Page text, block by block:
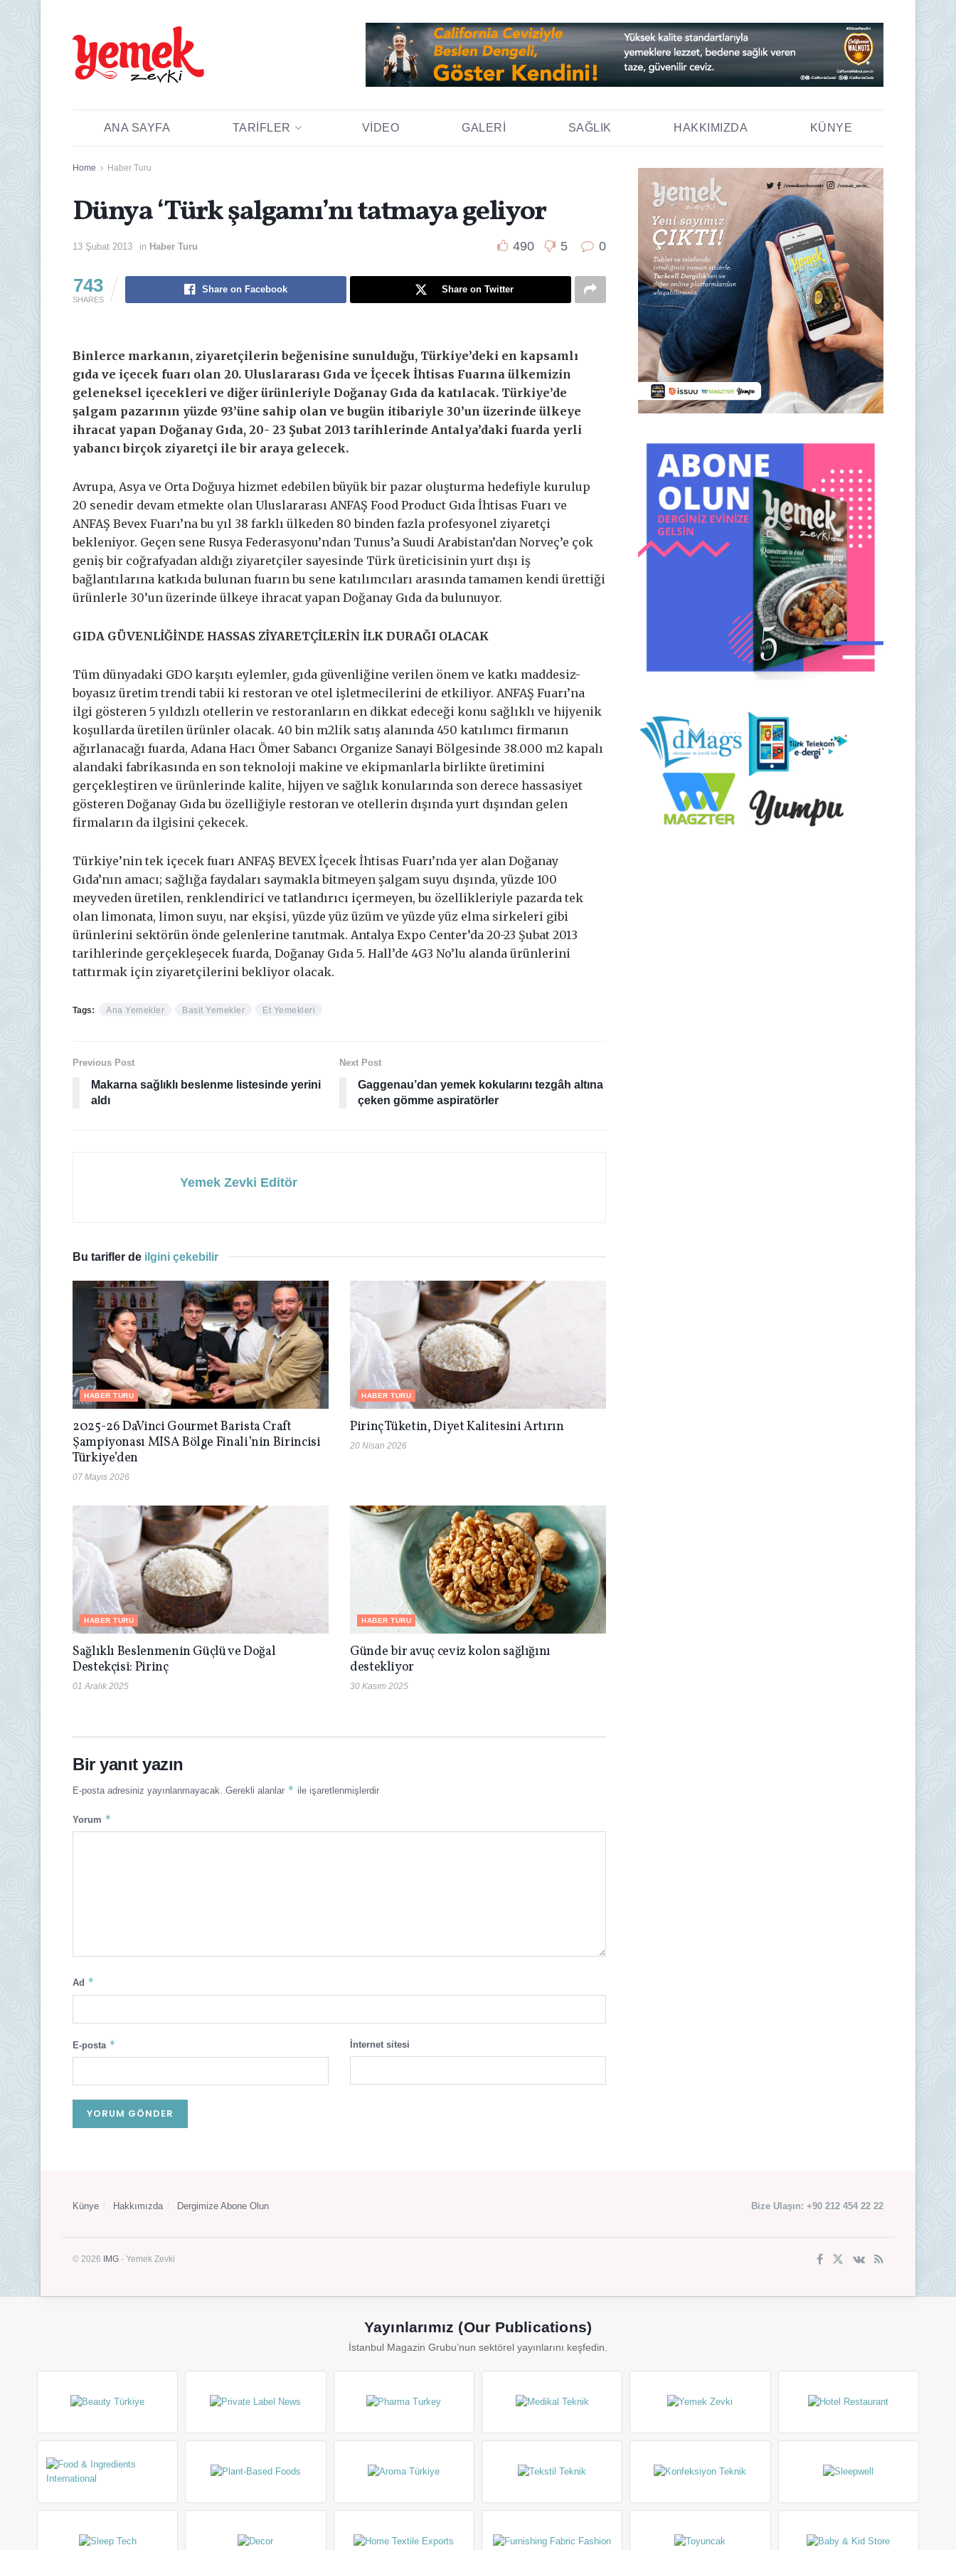
ANA SAYFA TARIFLER VIDEO GALERI SAĞLIK HAKKIMIZDA KÜNYE
Home Haber Turu
Dünya ‘Türk şalgamı’nı tatmaya geliyor
13 Şubat 2013 in Haber Turu 490 5 0
743
SHARES
Share on Facebook Share on Twitter
Binlerce markanın, ziyaretçilerin beğenisine sunulduğu, Türkiye’deki en kapsamlı
gıda ve içecek fuarı olan 20. Uluslararası Gıda ve İçecek İhtisas Fuarına ülkemizin
geleneksel içecekleri ve diğer ürünleriyle Doğanay Gıda da katılacak. Türkiye’de
şalgam pazarının yüzde 93’üne sahip olan ve bugün itibariyle 30’un üzerinde ülkeye
ihracat yapan Doğanay Gıda, 20- 23 Şubat 2013 tarihlerinde Antalya’daki fuarda yerli
yabancı birçok ziyaretçi ile bir araya gelecek.
Avrupa, Asya ve Orta Doğuya hizmet edebilen büyük bir pazar oluşturma hedefiyle kurulup
20 senedir devam etmekte olan Uluslararası ANFAŞ Food Product Gıda İhtisas Fuarı ve
ANFAŞ Bevex Fuarı’na bu yıl 38 farklı ülkeden 80 binden fazla profesyonel ziyaretçi
bekleniyor. Geçen sene Rusya Federasyonu’ndan Tunus’a Suudi Arabistan’dan Norveç’e çok
geniş bir coğrafyadan aldığı ziyaretçiler sayesinde Türk üreticisinin yurt dışı iş
bağlantılarına katkıda bulunan fuarın bu sene katılımcıları arasında tamamen kendi ürettiği
ürünlerle 30’un üzerinde ülkeye ihracat yapan Doğanay Gıda da bulunuyor.
GIDA GÜVENLİĞİNDE HASSAS ZİYARETÇİLERİN İLK DURAĞI OLACAK
Tüm dünyadaki GDO karşıtı eylemler, gıda güvenliğine verilen önem ve katkı maddesiz-
boyasız üretim trendi tabii ki restoran ve otel işletmecilerini de etkiliyor. ANFAŞ Fuarı’na
ilgi gösteren 5 yıldızlı otellerin ve restoranların en dikkat edeceği konu sağlıklı ve hijyenik
koşullarda üretilen ürünler olacak. 40 bin m2lik satış alanında 450 katılımcı firmanın
ağırlanacağı fuarda, Adana Hacı Ömer Sabancı Organize Sanayi Bölgesinde 38.000 m2 kapalı
alandaki fabrikasında en son teknoloji makine ve ekipmanlarla birlikte üretimini
gerçekleştiren ve ürünlerinde kalite, hijyen ve sağlık konularında son derece hassasiyet
gösteren Doğanay Gıda bu özelliğiyle restoran ve otellerin dışında yurt dışından gelen
firmaların da ilgisini çekecek.
Türkiye’nin tek içecek fuarı ANFAŞ BEVEX İçecek İhtisas Fuarı’nda yer alan Doğanay
Gıda’nın amacı; sağlığa faydaları saymakla bitmeyen şalgam suyu dışında, yüzde 100
meyveden üretilen, renklendirici ve tatlandırıcı içermeyen, bu özellikleriyle pazarda tek
olan limonata, limon suyu, nar ekşisi, yüzde yüz üzüm ve yüzde yüz elma sirkeleri gibi
ürünlerini sektörün önde gelenlerine tanıtmak. Antalya Expo Center’da 20-23 Şubat 2013
tarihlerinde gerçekleşecek fuarda, Doğanay Gıda 5. Hall’de 4G3 No’lu alanda ürünlerini
tattırmak için ziyaretçilerini bekliyor olacak.
Tags: Ana Yemekler Basit Yemekler Et Yemekleri
Previous Post
Makarna sağlıklı beslenme listesinde yerini
aldı
Next Post
Gaggenau’dan yemek kokularını tezgâh altına
çeken gömme aspiratörler
Yemek Zevki Editör
Bu tarifler de ilgini çekebilir
HABER TURU
2025-26 DaVinci Gourmet Barista Craft
Şampiyonası MISA Bölge Finali’nin Birincisi
Türkiye’den
07 Mayıs 2026
HABER TURU
Pirinç Tüketin, Diyet Kalitesini Artırın
20 Nisan 2026
HABER TURU
Sağlıklı Beslenmenin Güçlü ve Doğal
Destekçisi: Pirinç
01 Aralık 2025
HABER TURU
Günde bir avuç ceviz kolon sağlığını
destekliyor
30 Kasım 2025
Bir yanıt yazın
E-posta adresiniz yayınlanmayacak. Gerekli alanlar * ile işaretlenmişlerdir
Yorum *
Ad *
E-posta * İnternet sitesi
Künye Hakkımızda Dergimize Abone Olun Bize Ulaşın: +90 212 454 22 22
© 2026 IMG - Yemek Zevki
Yayınlarımız (Our Publications)
İstanbul Magazin Grubu’nun sektörel yayınlarını keşfedin.